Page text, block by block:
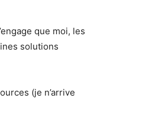
que moi, les
solutions
(je n’arrive